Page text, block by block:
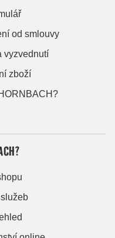
od smlouvy
vyzvednutí
zboží